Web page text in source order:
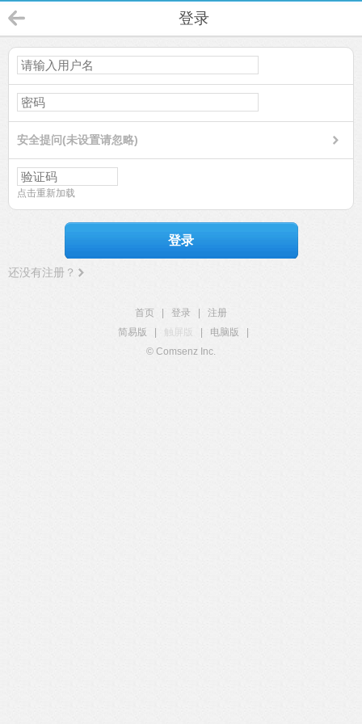
登录
安全提问(未设置请忽略)
点击重新加载
登录
还没有注册？
首页 登录
注册
简易版
触屏版 电脑版
© Comsenz Inc.